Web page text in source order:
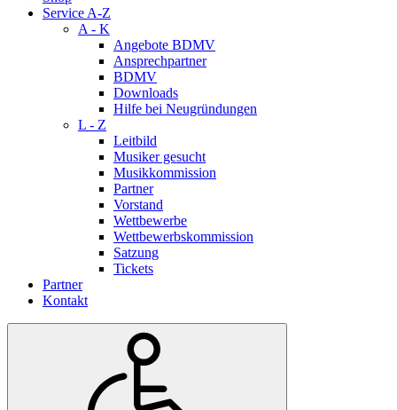
Service A-Z
A - K
Angebote BDMV
Ansprechpartner
BDMV
Downloads
Hilfe bei Neugründungen
L - Z
Leitbild
Musiker gesucht
Musikkommission
Partner
Vorstand
Wettbewerbe
Wettbewerbskommission
Satzung
Tickets
Partner
Kontakt